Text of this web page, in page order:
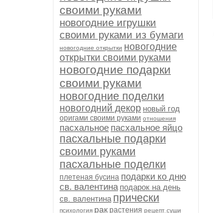
своими руками
новогодние игрушки
своими руками из бумаги
новогодние открытки новогодние
открытки своими руками
новогодние подарки
своими руками
новогодние поделки
новогодний декор новый год
оригами своими руками отношения
пасхальное пасхальное яйцо
пасхальные подарки
своими руками
пасхальные поделки
плетеная бусина подарки ко дню
св. валентина подарок на день
св. валентина прически
психология рак растения рецепт суши